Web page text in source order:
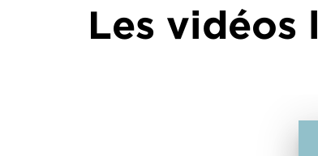
Les vidéos